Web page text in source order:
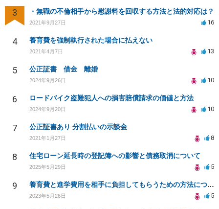
3 ・無職の不倫相手から慰謝料を回収する方法と法的対応は？
2021年9月27日 16
4 養育費を強制執行された場合に払えない
2021年4月7日 13
5 公正証書 借金 離婚
2024年9月26日 10
6 ロードバイク盗難犯人への損害賠償請求の価値と方法
2024年9月20日 10
7 公正証書あり 分割払いの示談金
2021年1月27日 8
8 住宅ローン延長時の登記簿への影響と債務取消について
2025年5月29日 5
9 養育費と進学費用を相手に負担してもらうための方法について
2023年5月26日 5